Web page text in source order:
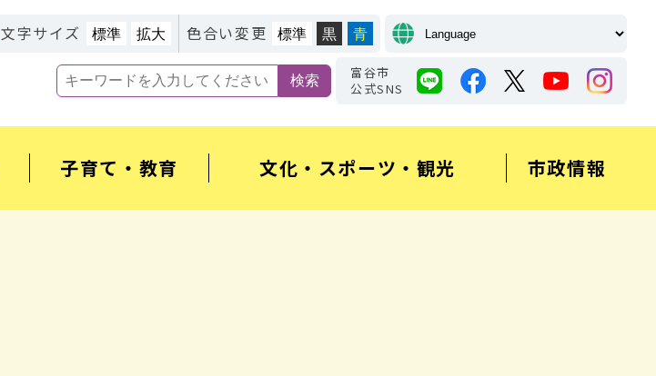
文字サイズ 標準 拡大 色合い変更 標準 黒 青
富谷市
公式SNS
子育て・教育 文化・スポーツ・観光 市政情報